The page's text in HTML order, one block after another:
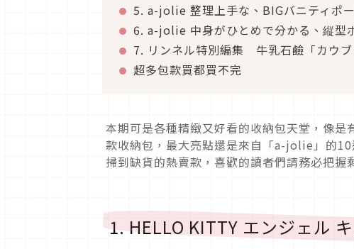
5. a-jolie 整理上手な、BIGバニティポ
6. a-jolie 中身がひとめで分かる、縦
7. リンネル特別編集 牛乳石鹼「カウ
超多包款買都買不完
本期可是各種精緻又好看的收納包天堂，像
款收納包，最大亮點還是來自「a-jolie」的
掃到缺貨的熱賣款，喜歡的讀者們請務必把握
1. HELLO KITTY エンジェル